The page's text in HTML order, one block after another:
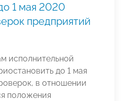
1 мая 2020
предприятий
исполнительной
до 1 мая
в отношении
положения